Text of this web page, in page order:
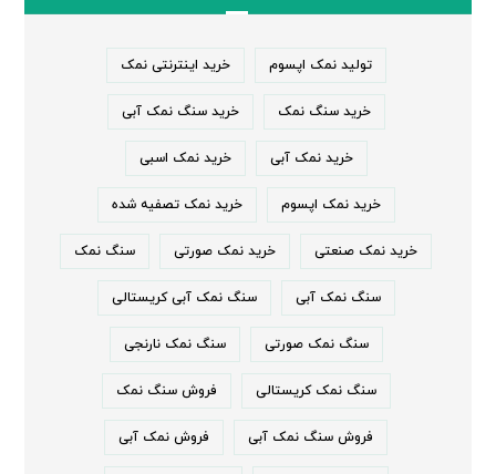
تولید نمک اپسوم خرید اینترنتی نمک
خرید سنگ نمک خرید سنگ نمک آبی
خرید نمک آبی خرید نمک اسبی
خرید نمک اپسوم خرید نمک تصفیه شده
خرید نمک صنعتی خرید نمک صورتی سنگ نمک
سنگ نمک آبی سنگ نمک آبی کریستالی
سنگ نمک صورتی سنگ نمک نارنجی
سنگ نمک کریستالی فروش سنگ نمک
فروش سنگ نمک آبی فروش نمک آبی